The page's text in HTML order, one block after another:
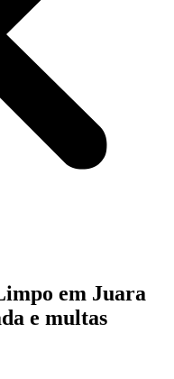
em Juara
e multas